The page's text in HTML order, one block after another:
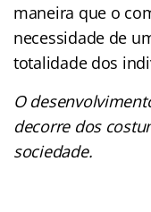
maneira que o
necessidade de
totalidade dos
O
decorre dos
sociedade.